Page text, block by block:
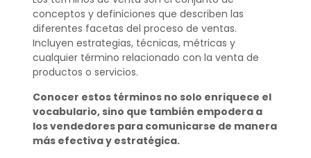
conceptos y definiciones que describen las
diferentes facetas del proceso de ventas.
Incluyen estrategias, técnicas, métricas y
cualquier término relacionado con la venta de
productos o servicios.
Conocer estos términos no solo enriquece el
vocabulario, sino que también empodera a
los vendedores para comunicarse de manera
más efectiva y estratégica.